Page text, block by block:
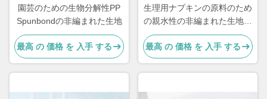
園芸のための生物分解性PP
Spunbondの非編まれた生地
最高 の 価格 を 入手 する
生理用ナプキンの原料のため
の親水性の非編まれた生地プ
ロダクト環境に優しい穴があ
いた
最高 の 価格 を 入手 する